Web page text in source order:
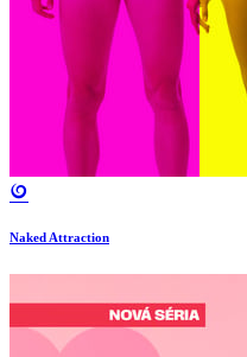
Naked Attraction